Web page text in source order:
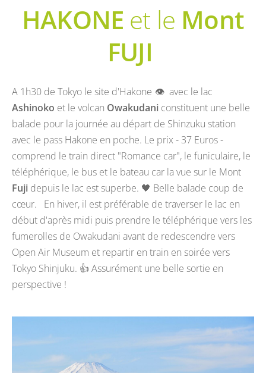
HAKONE et le Mont
FUJI
A 1h30 de Tokyo le site d'Hakone 👁️ avec le lac
Ashinoko et le volcan Owakudani constituent une belle
balade pour la journée au départ de Shinzuku station
avec le pass Hakone en poche. Le prix - 37 Euros -
comprend le train direct "Romance car", le funiculaire, le
téléphérique, le bus et le bateau car la vue sur le Mont
Fuji depuis le lac est superbe. 🖤 Belle balade coup de
cœur. En hiver, il est préférable de traverser le lac en
début d'après midi puis prendre le téléphérique vers les
fumerolles de Owakudani avant de redescendre vers
Open Air Museum et repartir en train en soirée vers
Tokyo Shinjuku. 👍 Assurément une belle sortie en
perspective !